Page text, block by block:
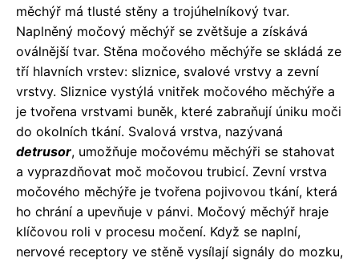
měchýř má tlusté stěny a trojúhelníkový tvar.
Naplněný močový měchýř se zvětšuje a získává
oválnější tvar. Stěna močového měchýře se skládá ze
tří hlavních vrstev: sliznice, svalové vrstvy a zevní
vrstvy. Sliznice vystýlá vnitřek močového měchýře a
je tvořena vrstvami buněk, které zabraňují úniku moči
do okolních tkání. Svalová vrstva, nazývaná
detrusor, umožňuje močovému měchýři se stahovat
a vyprazdňovat moč močovou trubicí. Zevní vrstva
močového měchýře je tvořena pojivovou tkání, která
ho chrání a upevňuje v pánvi. Močový měchýř hraje
klíčovou roli v procesu močení. Když se naplní,
nervové receptory ve stěně vysílají signály do mozku,